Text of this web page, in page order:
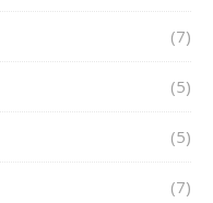
(7)
(5)
(5)
(7)